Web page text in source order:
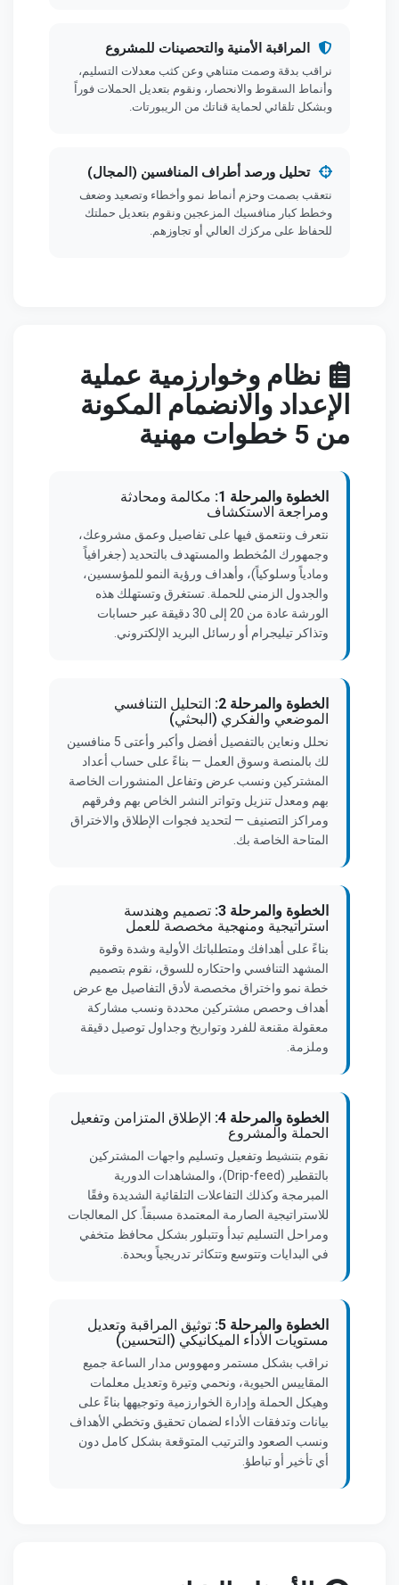
المراقبة الأمنية والتحصينات للمشروع
نراقب بدقة وصمت متناهي وعن كثب معدلات التسليم،
وأنماط السقوط والانحصار، ونقوم بتعديل الحملات فوراً
وبشكل تلقائي لحماية قناتك من الريبورتات.
تحليل ورصد أطراف المنافسين (المجال)
نتعقب بصمت وحزم أنماط نمو وأخطاء وتصعيد وضعف
وخطط كبار منافسيك المزعجين ونقوم بتعديل حملتك
للحفاظ على مركزك العالي أو تجاوزهم.
نظام وخوارزمية عملية
الإعداد والانضمام المكونة
من 5 خطوات مهنية
الخطوة والمرحلة 1:
مكالمة ومحادثة
ومراجعة الاستكشاف
نتعرف ونتعمق فيها على تفاصيل وعمق مشروعك،
وجمهورك المُخطط والمستهدف بالتحديد (جغرافياً
ومادياً وسلوكياً)، وأهداف ورؤية النمو للمؤسسين،
والجدول الزمني للحملة. تستغرق وتستهلك هذه
الورشة عادة من 20 إلى 30 دقيقة عبر حسابات
وتذاكر تيليجرام أو رسائل البريد الإلكتروني.
الخطوة والمرحلة 2:
التحليل التنافسي
الموضعي والفكري (البحثي)
نحلل ونعاين بالتفصيل أفضل وأكبر وأعتى 5 منافسين
لك بالمنصة وسوق العمل — بناءً على حساب أعداد
المشتركين ونسب عرض وتفاعل المنشورات الخاصة
بهم ومعدل تنزيل وتواتر النشر الخاص بهم وفرقهم
ومراكز التصنيف — لتحديد فجوات الإطلاق والاختراق
المتاحة الخاصة بك.
الخطوة والمرحلة 3:
تصميم وهندسة
استراتيجية ومنهجية مخصصة للعمل
بناءً على أهدافك ومتطلباتك الأولية وشدة وقوة
المشهد التنافسي واحتكاره للسوق، نقوم بتصميم
خطة نمو واختراق مخصصة لأدق التفاصيل مع عرض
أهداف وحصص مشتركين محددة ونسب مشاركة
معقولة مقنعة للفرد وتواريخ وجداول توصيل دقيقة
وملزمة.
الخطوة والمرحلة 4:
الإطلاق المتزامن وتفعيل
الحملة والمشروع
نقوم بتنشيط وتفعيل وتسليم واجهات المشتركين
بالتقطير (Drip-feed)، والمشاهدات الدورية
المبرمجة وكذلك التفاعلات التلقائية الشديدة وفقًا
للاستراتيجية الصارمة المعتمدة مسبقاً. كل المعالجات
ومراحل التسليم تبدأ وتتبلور بشكل محافظ متخفي
في البدايات وتتوسع وتتكاثر تدريجياً وبحدة.
الخطوة والمرحلة 5:
توثيق المراقبة وتعديل
مستويات الأداء الميكانيكي (التحسين)
نراقب بشكل مستمر ومهووس مدار الساعة جميع
المقاييس الحيوية، ونحمي وتيرة وتعديل معلمات
وهيكل الحملة وإدارة الخوارزمية وتوجيهها بناءً على
بيانات وتدفقات الأداء لضمان تحقيق وتخطي الأهداف
ونسب الصعود والترتيب المتوقعة بشكل كامل دون
أي تأخير أو تباطؤ.